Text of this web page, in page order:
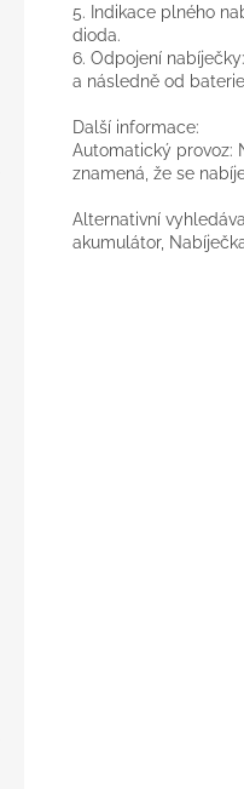
5. Indikace plného
dioda.
6. Odpojení
a následně od
Další informace:
Automatický provoz:
znamená, že se
Alternativní
akumulátor,